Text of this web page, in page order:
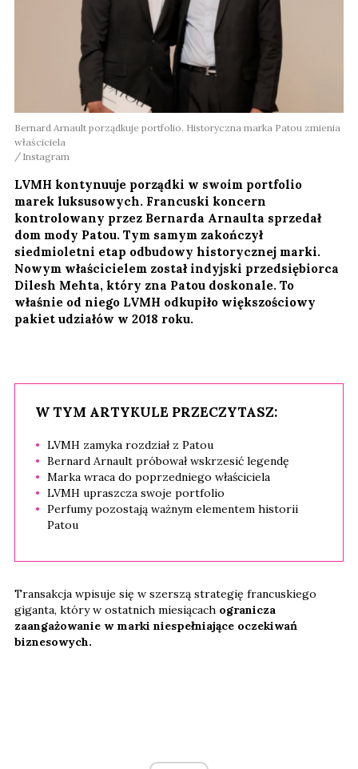
Bernard Arnault porządkuje portfolio. Historyczna marka Patou zmienia
właściciela
Instagram
LVMH kontynuuje porządki w swoim portfolio
marek luksusowych. Francuski koncern
kontrolowany przez Bernarda Arnaulta sprzedał
dom mody Patou. Tym samym zakończył
siedmioletni etap odbudowy historycznej marki.
Nowym właścicielem został indyjski przedsiębiorca
Dilesh Mehta, który zna Patou doskonale. To
właśnie od niego LVMH odkupiło większościowy
pakiet udziałów w 2018 roku.
W TYM ARTYKULE PRZECZYTASZ:
LVMH zamyka rozdział z Patou
Bernard Arnault próbował wskrzesić legendę
Marka wraca do poprzedniego właściciela
LVMH upraszcza swoje portfolio
Perfumy pozostają ważnym elementem historii
Patou
Transakcja wpisuje się w szerszą strategię francuskiego
giganta, który w ostatnich miesiącach ogranicza
zaangażowanie w marki niespełniające oczekiwań
biznesowych.